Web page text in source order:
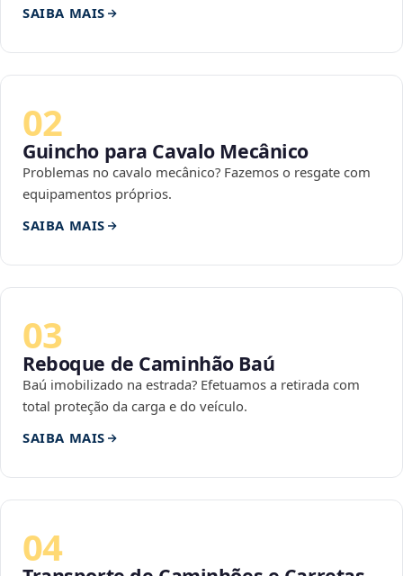
SAIBA MAIS
02
Guincho para Cavalo Mecânico
Problemas no cavalo mecânico? Fazemos o resgate com
equipamentos próprios.
SAIBA MAIS
03
Reboque de Caminhão Baú
Baú imobilizado na estrada? Efetuamos a retirada com
total proteção da carga e do veículo.
SAIBA MAIS
04